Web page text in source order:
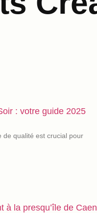
: votre guide 2025
de qualité est crucial pour
à la presqu’île de Caen